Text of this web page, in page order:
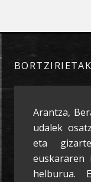
Arantza,
udalek
eta
euskararen
helburua.